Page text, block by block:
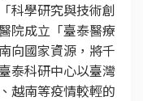
科學研究與技術創
院成立「臺泰醫療
向國家資源，將千
泰科研中心以臺灣
越南等疫情較輕的